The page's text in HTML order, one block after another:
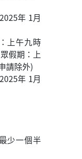
年 1月
上午九時
假期：上
請除外)
年 1月
少一個半